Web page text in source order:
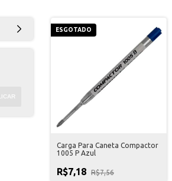
ESGOTADO
Carga Para Caneta Compactor
1005 P Azul
R$7,18 R$7,56